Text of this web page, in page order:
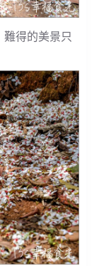
得的美景只